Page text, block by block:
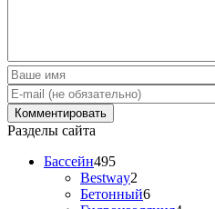
Разделы сайта
Бассейн495
Bestway2
Бетонный6